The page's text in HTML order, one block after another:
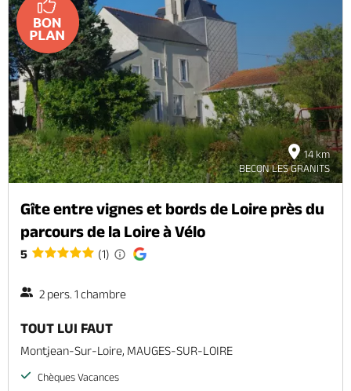
14 km
BECON LES GRANITS
Gîte entre vignes et bords de Loire près du
parcours de la Loire à Vélo
5 (1)
2 pers. 1 chambre
TOUT LUI FAUT
Montjean-Sur-Loire, MAUGES-SUR-LOIRE
Chèques Vacances